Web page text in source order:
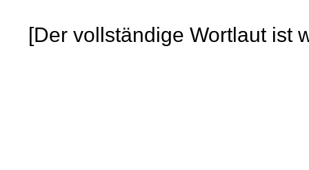
[Der vollständige Wortlaut ist